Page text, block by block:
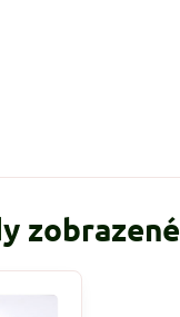
zobrazené